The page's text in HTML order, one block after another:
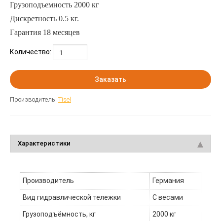
Грузоподъемность 2000 кг
Дискретность 0.5 кг.
Гарантия 18 месяцев
Количество:
Заказать
Производитель: Tisel
Характеристики
Производитель Германия
Вид гидравлической тележки С весами
Грузоподъёмность, кг 2000 кг